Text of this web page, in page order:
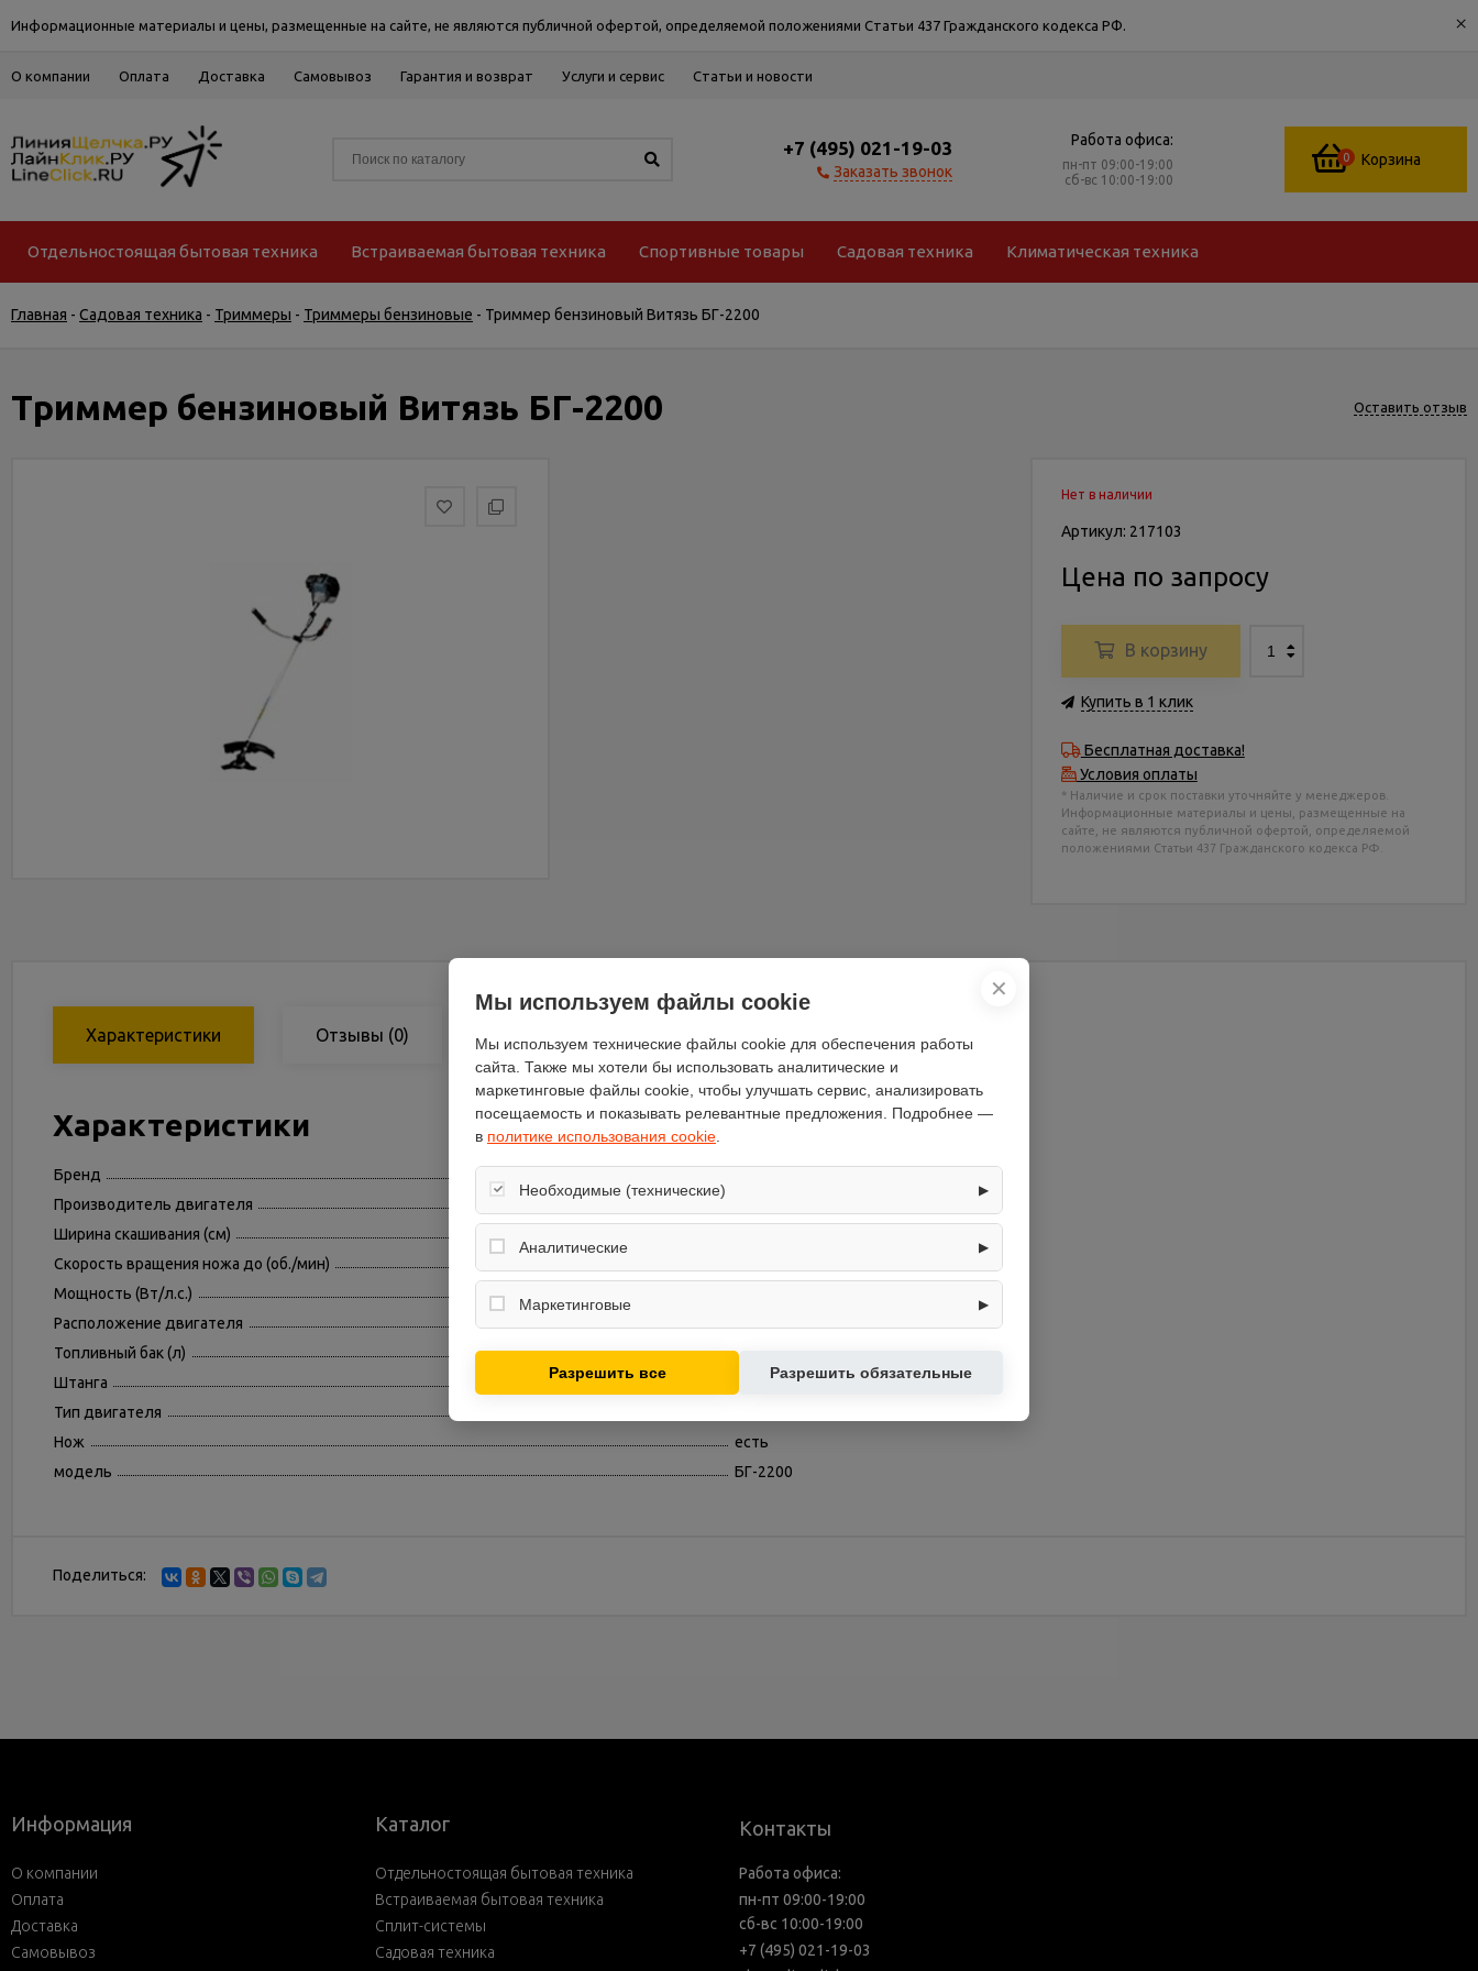
Информационные материалы и цены, размещенные на сайте, не являются публичной офертой, определяемой положениями Статьи 437 Гражданского кодекса РФ. ×
О компании Оплата Доставка Самовывоз Гарантия и возврат Услуги и сервис Статьи и новости
+7 (495) 021-19-03
Заказать звонок
Работа офиса:
пн-пт 09:00-19:00
сб-вс 10:00-19:00
0 Корзина
Отдельностоящая бытовая техника Встраиваемая бытовая техника Спортивные товары Садовая техника Климатическая техника
Главная - Садовая техника - Триммеры - Триммеры бензиновые - Триммер бензиновый Витязь БГ-2200
Триммер бензиновый Витязь БГ-2200 Оставить отзыв
Нет в наличии
Артикул: 217103
Цена по запросу
В корзину
Купить в 1 клик
Бесплатная доставка!
Условия оплаты
* Наличие и срок поставки уточняйте у менеджеров.
Информационные материалы и цены, размещенные на
сайте, не являются публичной офертой, определяемой
положениями Статьи 437 Гражданского кодекса РФ.
Характеристики Отзывы (0)
Характеристики
Бренд
Производитель двигателя
Ширина скашивания (см)
Скорость вращения ножа до (об./мин)
Мощность (Вт/л.с.)
Расположение двигателя
Топливный бак (л)
1.2
Штанга
прямая
Тип двигателя
Нож
есть
модель
БГ-2200
Поделиться:
Информация
О компании
Оплата
Доставка
Самовывоз
Каталог
Отдельностоящая бытовая техника
Встраиваемая бытовая техника
Сплит-системы
Садовая техника
Контакты
Работа офиса:
пн-пт 09:00-19:00
сб-вс 10:00-19:00
+7 (495) 021-19-03
✕
Мы используем файлы cookie
Мы используем технические файлы cookie для обеспечения работы
сайта. Также мы хотели бы использовать аналитические и
маркетинговые файлы cookie, чтобы улучшать сервис, анализировать
посещаемость и показывать релевантные предложения. Подробнее —
в политике использования cookie
Необходимые (технические) ▶
Обеспечивают корректную работу сайта: оформление заказа, корзина,
вход в личный кабинет. Без них основные функции могут быть
Аналитические ▶
Собирают обезличенную информацию о посещениях и использовании
сайта (например, счётчики аналитики), помогают улучшать интерфейс и
Маркетинговые ▶
Разрешить все Разрешить обязательные